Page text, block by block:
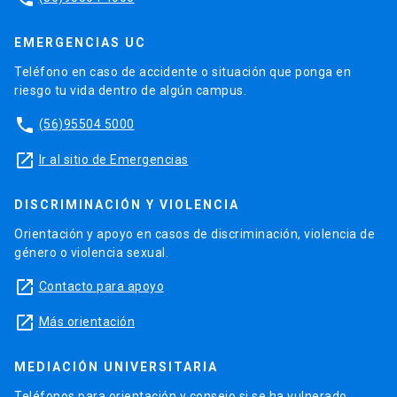
EMERGENCIAS UC
Teléfono en caso de accidente o situación que ponga en
riesgo tu vida dentro de algún campus.
phone (56)95504 5000
launch Ir al sitio de Emergencias
DISCRIMINACIÓN Y VIOLENCIA
Orientación y apoyo en casos de discriminación, violencia de
género o violencia sexual.
launch Contacto para apoyo
launch Más orientación
MEDIACIÓN UNIVERSITARIA